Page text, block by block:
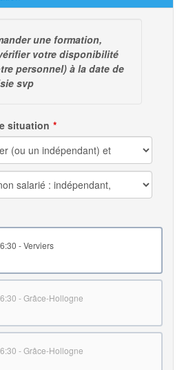
une formation,
votre disponibilité
personnel) à la date de
svp
situation
le 02/09/26 de 08:30 à 16:30 - Verviers
le 09/09/26 de 08:30 à 16:30 - Grâce-Hollogne
le 22/09/26 de 08:30 à 16:30 - Grâce-Hollogne